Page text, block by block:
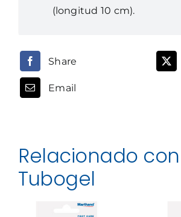
(longitud 10 cm).
Share
Email
Relacionado con
Tubogel